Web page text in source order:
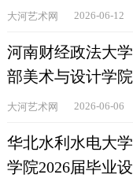
欣赏
大河艺术网 2026-06-12
河南财经政法大
部美术与设计学
作品精品展举办
大河艺术网 2026-06-06
华北水利水电大
学院2026届毕业